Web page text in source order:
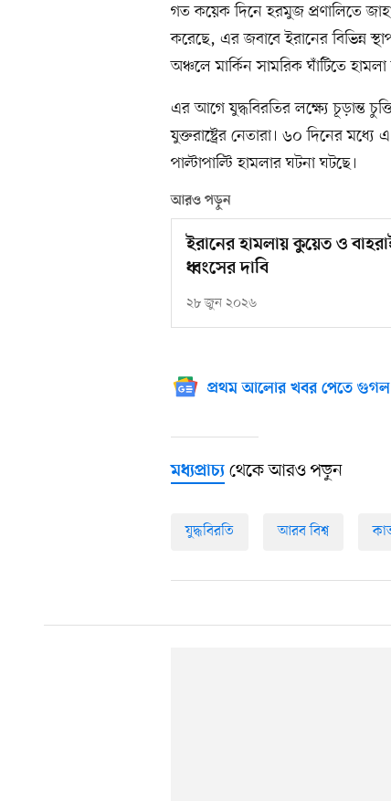
গত কয়েক দিনে হরমুজ প্রণালিতে
করেছে, এর জবাবে ইরানের বিভিন্ন
অঞ্চলে মার্কিন সামরিক ঘাঁটিতে হামলা
এর আগে যুদ্ধবিরতির লক্ষ্যে চূড়ান্ত
যুক্তরাষ্ট্রের নেতারা। ৬০ দিনের
পাল্টাপাল্টি হামলার ঘটনা ঘটছে।
আরও পড়ুন
ইরানের হামলায় কুয়েত ও
ধ্বংসের দাবি
২৮ জুন ২০২৬
প্রথম আলোর খবর পেতে
মধ্যপ্রাচ্য থেকে আরও পড়ুন
যুদ্ধবিরতি আরব বিশ্ব